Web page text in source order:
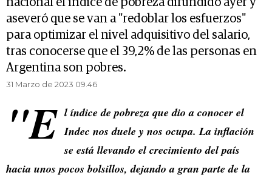
nacional el índice de pobreza difundido ayer y
aseveró que se van a "redoblar los esfuerzos"
para optimizar el nivel adquisitivo del salario,
tras conocerse que el 39,2% de las personas en
Argentina son pobres.
31 Marzo de 2023 09.46
"E l índice de pobreza que dio a conocer el
Indec nos duele y nos ocupa. La inflación
se está llevando el crecimiento del país
hacia unos pocos bolsillos, dejando a gran parte de la